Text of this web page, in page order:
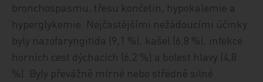
bronchospasmu, třesu končetin, hypokalemie a
hyperglykemie. Nejčastějšími nežádoucími účinky
byly nazofaryngitida (9,1 %), kašel (6,8 %), infekce
horních cest dýchacích (6,2 %) a bolest hlavy (4,8
%). Byly převážně mírné nebo středně silné